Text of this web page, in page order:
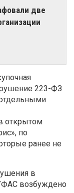
две
223-ФЗ
открытом
по
ранее не
в
возбуждено